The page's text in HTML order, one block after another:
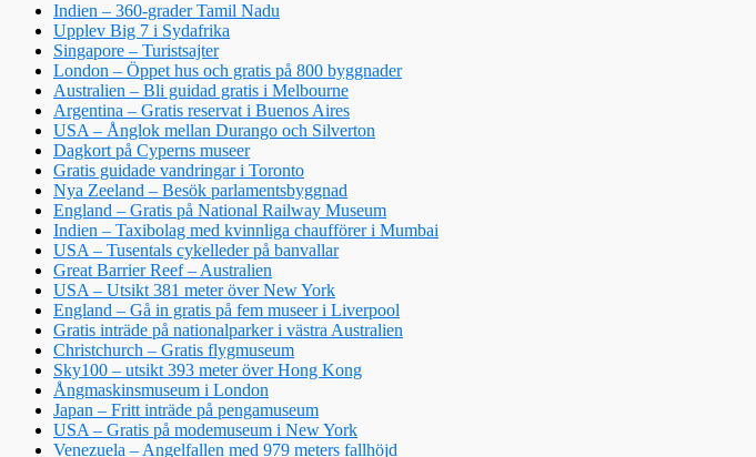
Indien – 360-grader Tamil Nadu
Upplev Big 7 i Sydafrika
Singapore – Turistsajter
London – Öppet hus och gratis på 800 byggnader
Australien – Bli guidad gratis i Melbourne
Argentina – Gratis reservat i Buenos Aires
USA – Ånglok mellan Durango och Silverton
Dagkort på Cyperns museer
Gratis guidade vandringar i Toronto
Nya Zeeland – Besök parlamentsbyggnad
England – Gratis på National Railway Museum
Indien – Taxibolag med kvinnliga chaufförer i Mumbai
USA – Tusentals cykelleder på banvallar
Great Barrier Reef – Australien
USA – Utsikt 381 meter över New York
England – Gå in gratis på fem museer i Liverpool
Gratis inträde på nationalparker i västra Australien
Christchurch – Gratis flygmuseum
Sky100 – utsikt 393 meter över Hong Kong
Ångmaskinsmuseum i London
Japan – Fritt inträde på pengamuseum
USA – Gratis på modemuseum i New York
Venezuela – Angelfallen med 979 meters fallhöjd